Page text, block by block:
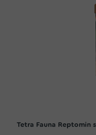
Tetra Fauna Reptomin